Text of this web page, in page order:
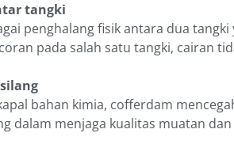
tangki
penghalang fisik antara dua tangki
pada salah satu tangki, cairan
bahan kimia, cofferdam
dalam menjaga kualitas muatan